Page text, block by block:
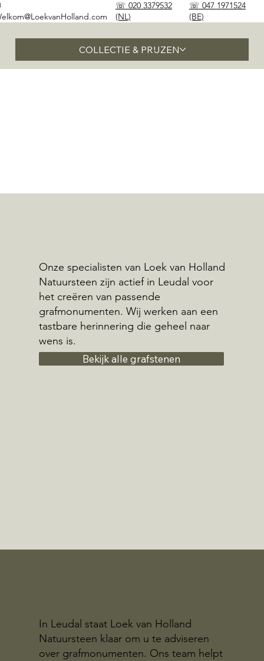
COLLECTIE & PRIJZEN
☏ 020 3379532
(NL)
☏ 047 1971524
(BE)
Onze specialisten van Loek van Holland
Natuursteen zijn actief in Leudal voor
het creëren van passende
grafmonumenten. Wij werken aan een
tastbare herinnering die geheel naar
wens is.
Bekijk alle grafstenen
In Leudal staat Loek van Holland
Natuursteen klaar om u te adviseren
over grafmonumenten. Ons team helpt